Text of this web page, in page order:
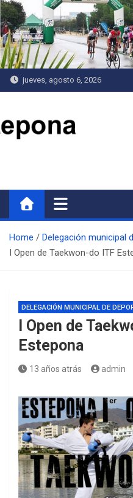
Saltar
al
contenido
jueves, agosto 6, 2026
Home
Delegación municipal
I Open de Taekwon-do ITF
DELEGACIÓN MUNICIPAL DE
I Open de
Estepona
13 años atrás admin